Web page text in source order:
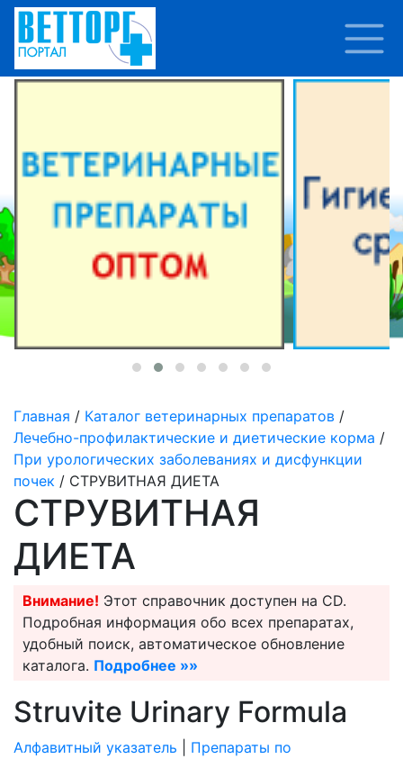
Главная / Каталог ветеринарных препаратов /
Лечебно-профилактические и диетические корма /
При урологических заболеваниях и дисфункции
почек / СТРУВИТНАЯ ДИЕТА
СТРУВИТНАЯ
ДИЕТА
Внимание! Этот справочник доступен на CD.
Подробная информация обо всех препаратах,
удобный поиск, автоматическое обновление
каталога. Подробнее »»
Struvite Urinary Formula
Алфавитный указатель
Препараты по